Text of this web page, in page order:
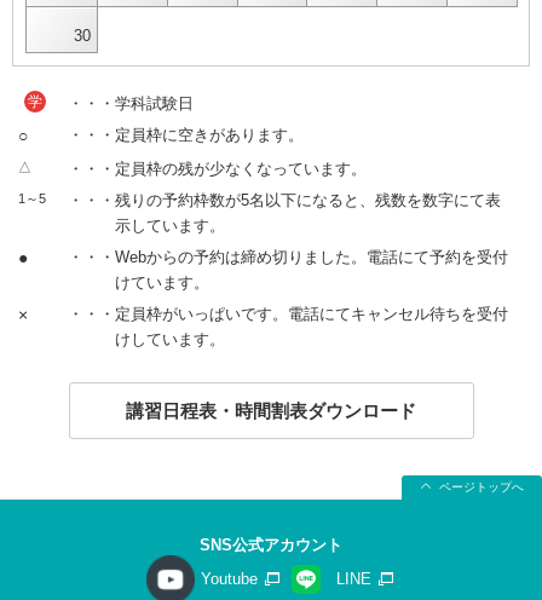
30
学 ・・・学科試験日
○ ・・・定員枠に空きがあります。
△ ・・・定員枠の残が少なくなっています。
1～5
・・・残りの予約枠数が5名以下になると、残数を数字にて表
示しています。
●
・・・Webからの予約は締め切りました。電話にて予約を受付
けています。
×
・・・定員枠がいっぱいです。電話にてキャンセル待ちを受付
けしています。
講習日程表・時間割表ダウンロード
ページトップへ
SNS公式アカウント
Youtube
LINE